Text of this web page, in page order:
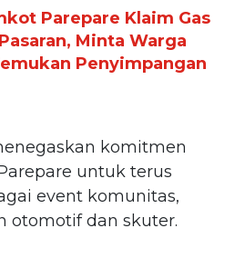
Parepare Klaim Gas
Minta Warga
Penyimpangan
komitmen
untuk terus
event komunitas,
otomotif dan skuter.